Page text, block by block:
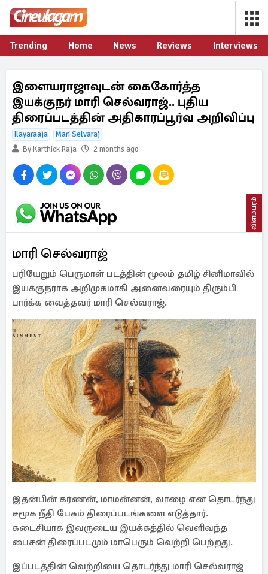
Trending Home News Reviews Interviews
இளையராஜாவுடன் கைகோர்த்த
இயக்குநர் மாரி செல்வராஜ்.. புதிய
திரைப்படத்தின் அதிகாரப்பூர்வ அறிவிப்பு
Ilayaraaja
Mari Selvaraj
By Karthick Raja
2 months ago
விளம்பரம்
மாரி செல்வராஜ்
பரியேறும் பெருமாள் படத்தின் மூலம் தமிழ் சினிமாவில்
இயக்குநராக அறிமுகமாகி அனைவரையும் திரும்பி
பார்க்க வைத்தவர் மாரி செல்வராஜ்.
இதன்பின் கர்ணன், மாமன்னன், வாழை என தொடர்ந்து
சமூக நீதி பேசும் திரைப்படங்களை எடுத்தார்.
கடைசியாக இவருடைய இயக்கத்தில் வெளிவந்த
பைசன் திரைப்படமும் மாபெரும் வெற்றி பெற்றது.
இப்படத்தின் வெற்றியை தொடர்ந்து மாரி செல்வராஜ்